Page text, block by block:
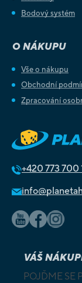
Bodový systém
O NÁKUPU
Vše o nákupu
Obchodní
Zpracování
+420 773 700
VÁŠ
POJĎME SE